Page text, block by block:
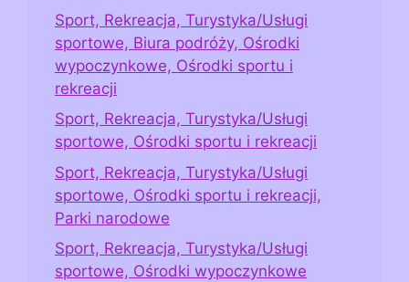
Sport, Rekreacja, Turystyka/Usługi
sportowe, Biura podróży, Ośrodki
wypoczynkowe, Ośrodki sportu i
rekreacji
Sport, Rekreacja, Turystyka/Usługi
sportowe, Ośrodki sportu i rekreacji
Sport, Rekreacja, Turystyka/Usługi
sportowe, Ośrodki sportu i rekreacji,
Parki narodowe
Sport, Rekreacja, Turystyka/Usługi
sportowe, Ośrodki wypoczynkowe